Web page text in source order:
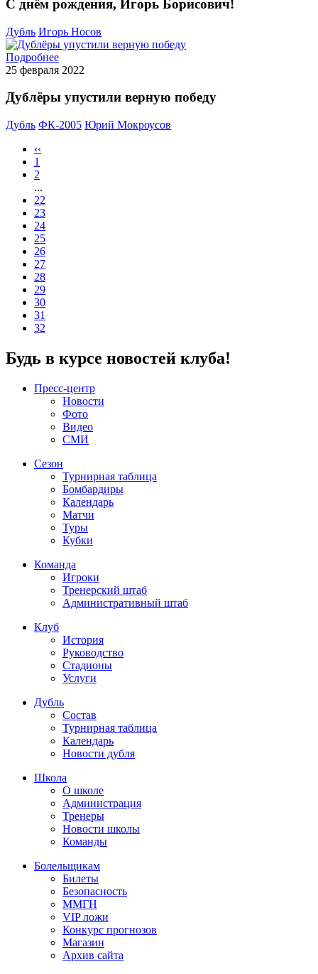
С днём рождения, Игорь Борисович!
Дубль Игорь Носов
Подробнее
25 февраля 2022
Дублёры упустили верную победу
Дубль ФК-2005 Юрий Мокроусов
‹‹
1
2
...
22
23
24
25
26
27
28
29
30
31
32
Будь в курсе новостей клуба!
Пресс-центр
Новости
Фото
Видео
СМИ
Сезон
Турнирная таблица
Бомбардиры
Календарь
Матчи
Туры
Кубки
Команда
Игроки
Тренерский штаб
Административный штаб
Клуб
История
Руководство
Стадионы
Услуги
Дубль
Состав
Турнирная таблица
Календарь
Новости дубля
Школа
О школе
Администрация
Тренеры
Новости школы
Команды
Болельщикам
Билеты
Безопасность
ММГН
VIP ложи
Конкурс прогнозов
Магазин
Архив сайта